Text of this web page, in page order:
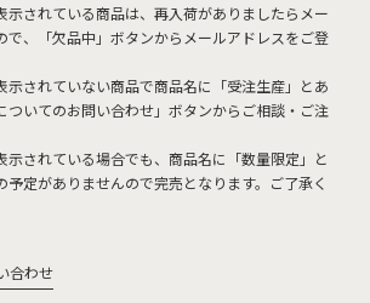
示されている商品は、再入荷がありましたらメー
で、「欠品中」ボタンからメールアドレスをご登
示されていない商品で商品名に「受注生産」とあ
ついてのお問い合わせ」ボタンからご相談・ご注
示されている場合でも、商品名に「数量限定」と
予定がありませんので完売となります。ご了承く
合わせ